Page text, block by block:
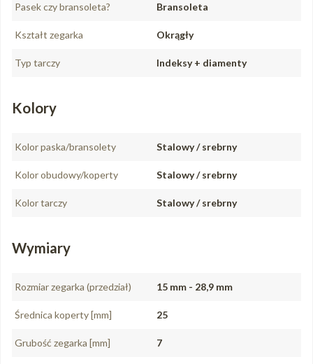
Pasek czy bransoleta? Bransoleta
Kształt zegarka Okrągły
Typ tarczy Indeksy + diamenty
Kolory
Kolor paska/bransolety Stalowy / srebrny
Kolor obudowy/koperty Stalowy / srebrny
Kolor tarczy Stalowy / srebrny
Wymiary
Rozmiar zegarka (przedział) 15 mm - 28,9 mm
Średnica koperty [mm] 25
Grubość zegarka [mm] 7